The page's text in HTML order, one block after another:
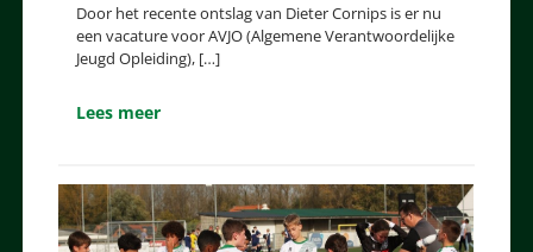
Door het recente ontslag van Dieter Cornips is er nu
een vacature voor AVJO (Algemene Verantwoordelijke
Jeugd Opleiding), […]
Lees meer